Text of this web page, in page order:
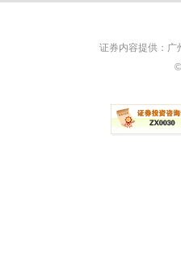
证券内容提供：广